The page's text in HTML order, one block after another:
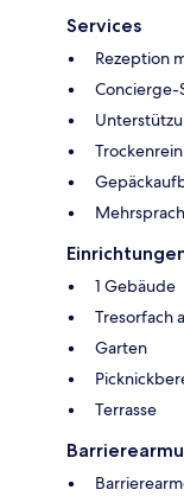
Services
Rezeption
Concierge-
1 Gebäude
Tresorfach
Garten
Terrasse